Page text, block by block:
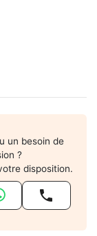
un besoin de
?
disposition.
